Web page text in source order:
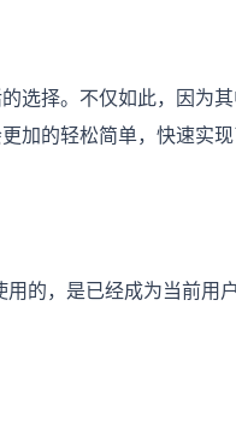
择。不仅如此，因为
加的轻松简单，快速实
，是已经成为当前用户